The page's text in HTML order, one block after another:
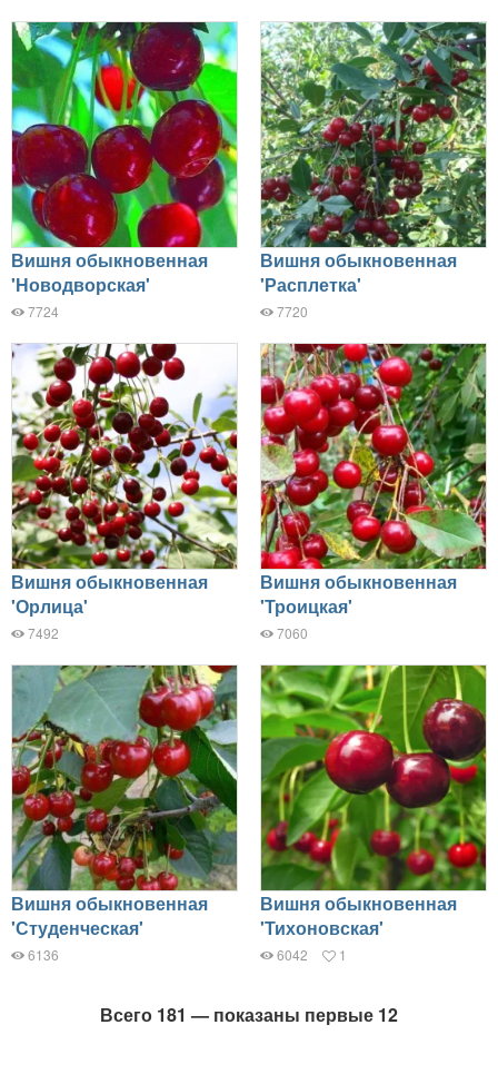
Вишня обыкновенная
'Новодворская'
7724
Вишня обыкновенная
'Расплетка'
7720
Вишня обыкновенная
'Орлица'
7492
Вишня обыкновенная
'Троицкая'
7060
Вишня обыкновенная
'Студенческая'
6136
Вишня обыкновенная
'Тихоновская'
6042 1
Всего 181 — показаны первые 12